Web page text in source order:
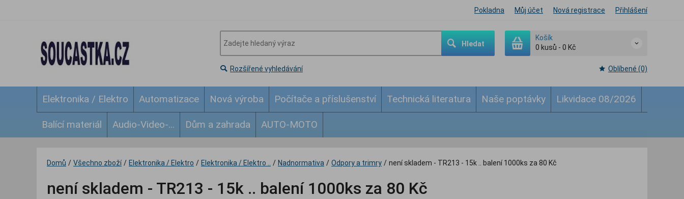
Pokladna Můj účet Nová registrace Přihlášení
Hledat
Košík
0 kusů - 0 Kč
Rozšířené vyhledávání Oblíbené (0)
Elektronika / Elektro Automatizace Nová výroba Počítače a příslušenství Technická literatura Naše poptávky Likvidace 08/2026
Balící materiál Audio-Video-... Dům a zahrada AUTO-MOTO
Domů / Všechno zboží / Elektronika / Elektro / Elektronika / Elektro .. / Nadnormativa / Odpory a trimry / není skladem - TR213 - 15k .. balení 1000ks za 80 Kč
není skladem - TR213 - 15k .. balení 1000ks za 80 Kč